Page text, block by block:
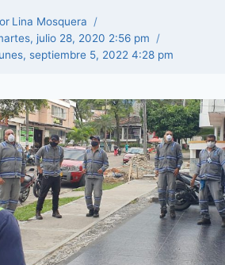
Lina Mosquera
julio 28, 2020 2:56 pm
septiembre 5, 2022 4:28 pm